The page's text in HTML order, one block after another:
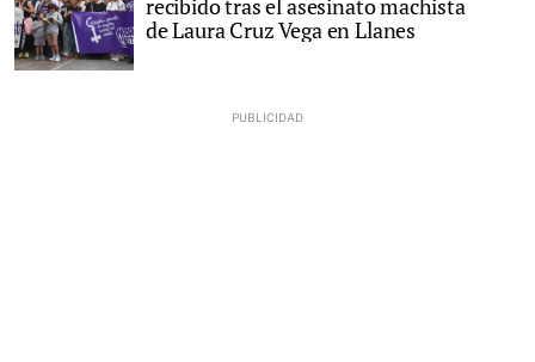
recibido tras el asesinato machista
de Laura Cruz Vega en Llanes